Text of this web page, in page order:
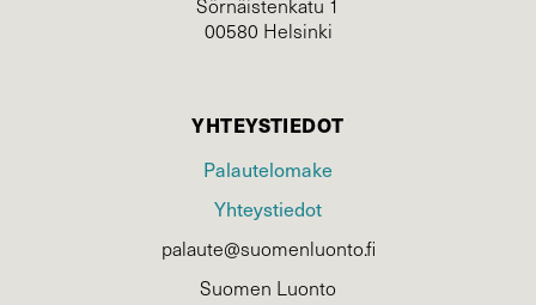
00580 Helsinki
YHTEYSTIEDOT
Palautelomake
Yhteystiedot
palaute@suomenluonto.fi
Suomen Luonto